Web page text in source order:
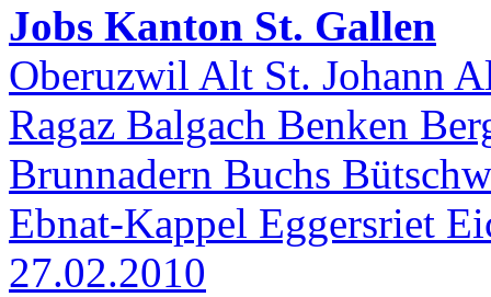
Jobs Kanton St. Gallen
Oberuzwil Alt St. Johann
Ragaz Balgach Benken
Brunnadern Buchs
Ebnat-Kappel Eggersriet
27.02.2010